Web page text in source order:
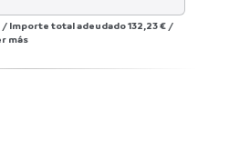
/ Importe total adeudado132,23 € /
más